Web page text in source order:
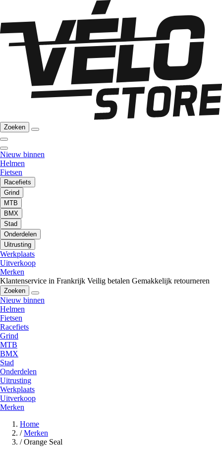
Zoeken
Nieuw binnen
Helmen
Fietsen
Racefiets
Grind
MTB
BMX
Stad
Onderdelen
Uitrusting
Werkplaats
Uitverkoop
Merken
Klantenservice in Frankrijk Veilig betalen Gemakkelijk retourneren
Zoeken
Nieuw binnen
Helmen
Fietsen
Racefiets
Grind
MTB
BMX
Stad
Onderdelen
Uitrusting
Werkplaats
Uitverkoop
Merken
Home
/ Merken
/ Orange Seal